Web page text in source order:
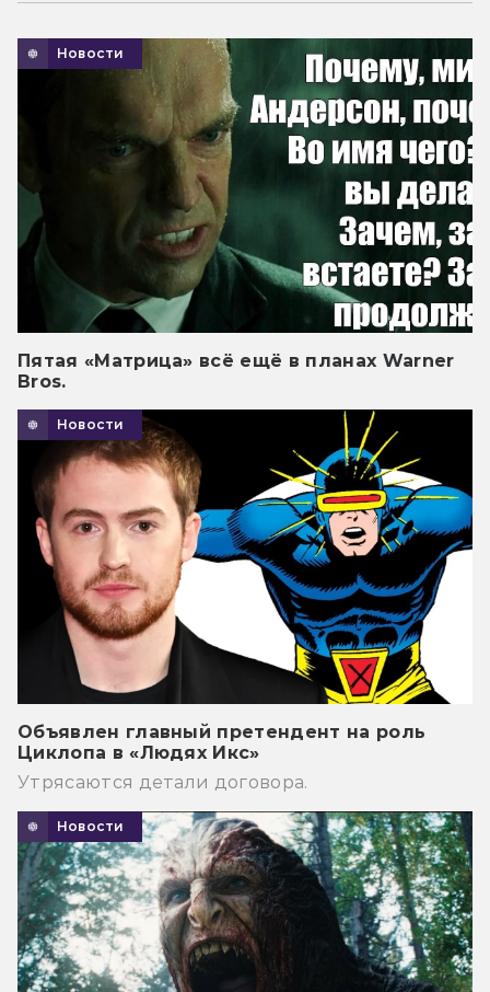
Новости
Пятая «Матрица» всё ещё в планах Warner
Bros.
Новости
Объявлен главный претендент на роль
Циклопа в «Людях Икс»
Утрясаются детали договора.
Новости